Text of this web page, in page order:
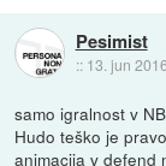
Pesimist
:: 13. jun
samo igralnost v
Hudo teško je
animacija v defend